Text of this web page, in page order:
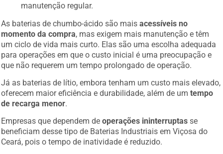
manutenção regular.
As baterias de chumbo-ácido são maisacessíveis no
momento da compra, mas exigem mais manutenção e têm
um ciclo de vida mais curto. Elas são uma escolha adequada
para operações em que o custo inicial é uma preocupação e
que não requerem um tempo prolongado de operação.
Já as baterias de lítio, embora tenham um custo mais elevado,
oferecem maior eficiência e durabilidade, além de umtempo
de recarga menor.
Empresas que dependem deoperações ininterruptas se
beneficiam desse tipo de Baterias Industriais em Viçosa do
Ceará, pois o tempo de inatividade é reduzido.